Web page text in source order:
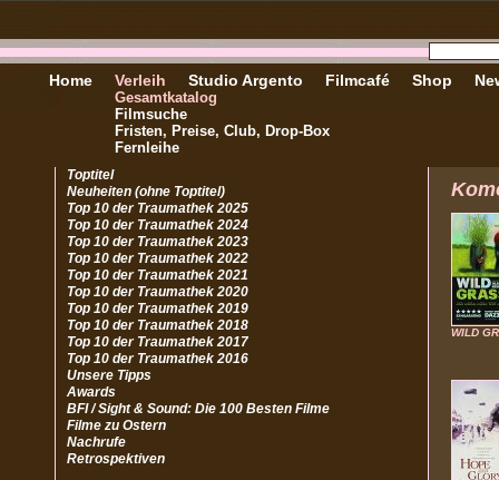
Home Verleih
Gesamtkatalog
Filmsuche
Fristen, Preise, Club, Drop-Box
Fernleihe
Studio Argento Filmcafé Shop
Toptitel
Neuheiten (ohne Toptitel)
Top 10 der Traumathek 2025
Top 10 der Traumathek 2024
Top 10 der Traumathek 2023
Top 10 der Traumathek 2022
Top 10 der Traumathek 2021
Top 10 der Traumathek 2020
Top 10 der Traumathek 2019
Top 10 der Traumathek 2018
Top 10 der Traumathek 2017
Top 10 der Traumathek 2016
Unsere Tipps
Awards
BFI / Sight & Sound: Die 100 Besten Filme
Filme zu Ostern
Nachrufe
Retrospektiven
WILD